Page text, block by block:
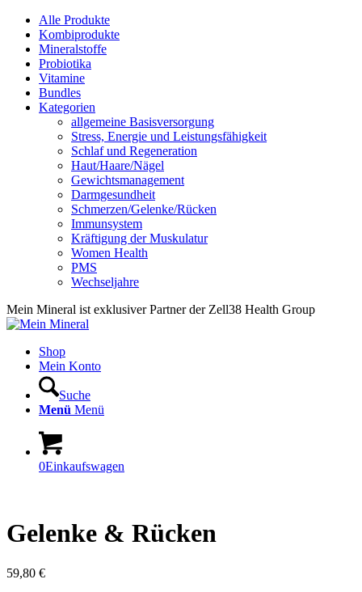
Alle Produkte
Kombiprodukte
Mineralstoffe
Probiotika
Vitamine
Bundles
Kategorien
allgemeine Basisversorgung
Stress, Energie und Leistungsfähigkeit
Schlaf und Regeneration
Haut/Haare/Nägel
Gewichtsmanagement
Darmgesundheit
Schmerzen/Gelenke/Rücken
Immunsystem
Kräftigung der Muskulatur
Women Health
PMS
Wechseljahre
Mein Mineral ist exklusiver Partner der Zell38 Health Group
Shop
Mein Konto
Suche
Menü Menü
0Einkaufswagen
Gelenke & Rücken
59,80 €